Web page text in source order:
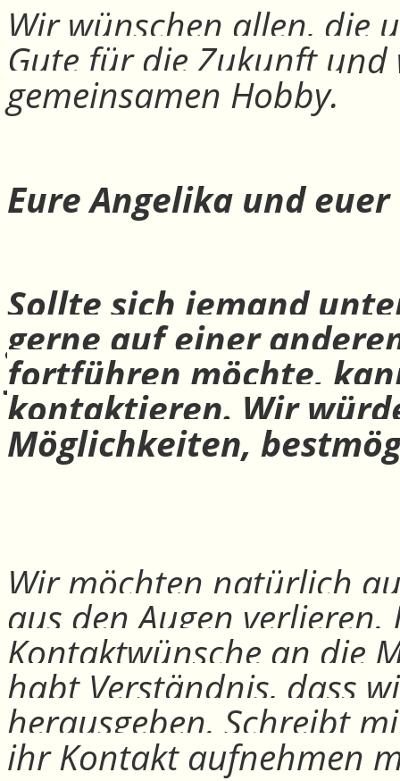
Wir wünschen allen, die
Gute für die Zukunft
gemeinsamen Hobby.
Eure Angelika und
Sollte sich jemand
gerne auf einer
fortführen möchte,
kontaktieren. Wir
Möglichkeiten,
Wir möchten natürlich
aus den Augen
Kontaktwünsche an die
habt Verständnis, dass
herausgeben. Schreibt
ihr Kontakt aufnehmen